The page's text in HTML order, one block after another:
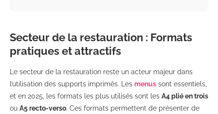
Secteur de la restauration : Formats
pratiques et attractifs
Le secteur de la restauration reste un acteur majeur dans
l’utilisation des supports imprimés. Les menus sont essentiels,
et en 2025, les formats les plus utilisés sont les A4 plié en trois
ou A5 recto-verso. Ces formats permettent de présenter de